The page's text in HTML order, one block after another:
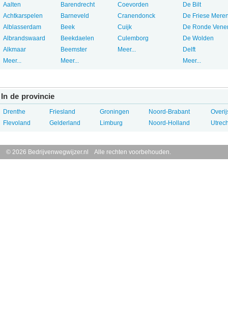
Aalten
Achtkarspelen
Alblasserdam
Albrandswaard
Alkmaar
Meer...
Barendrecht
Barneveld
Beek
Beekdaelen
Beemster
Meer...
Coevorden
Cranendonck
Cuijk
Culemborg
Meer...
De Bilt
De Friese
De Ronde
De Wolden
Delft
Meer...
In de provincie
Drenthe
Flevoland
Friesland
Gelderland
Groningen
Limburg
Noord-Brabant
Noord-Holland
© 2026 Bedrijvenwegwijzer.nl Alle rechten voorbehouden.